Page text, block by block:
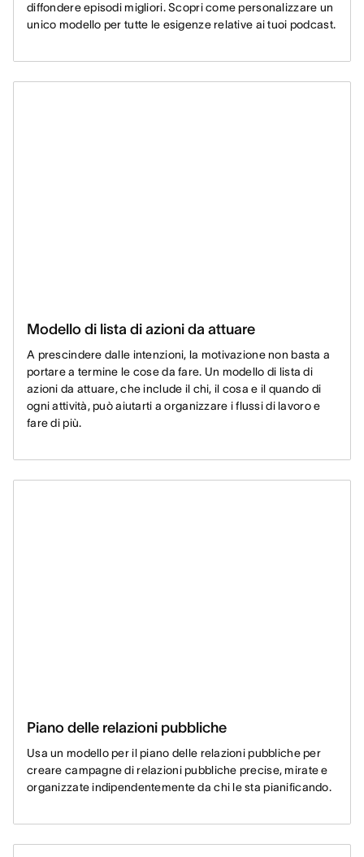
diffondere episodi migliori. Scopri come personalizzare un
unico modello per tutte le esigenze relative ai tuoi podcast.
Modello di lista di azioni da attuare
A prescindere dalle intenzioni, la motivazione non basta a
portare a termine le cose da fare. Un modello di lista di
azioni da attuare, che include il chi, il cosa e il quando di
ogni attività, può aiutarti a organizzare i flussi di lavoro e
fare di più.
Piano delle relazioni pubbliche
Usa un modello per il piano delle relazioni pubbliche per
creare campagne di relazioni pubbliche precise, mirate e
organizzate indipendentemente da chi le sta pianificando.